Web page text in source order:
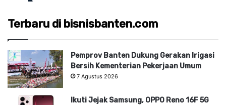
Terbaru di bisnisbanten.com
Pemprov Banten Dukung Gerakan Irigasi
Bersih Kementerian Pekerjaan Umum
7 Agustus 2026
Ikuti Jejak Samsung, OPPO Reno 16F 5G